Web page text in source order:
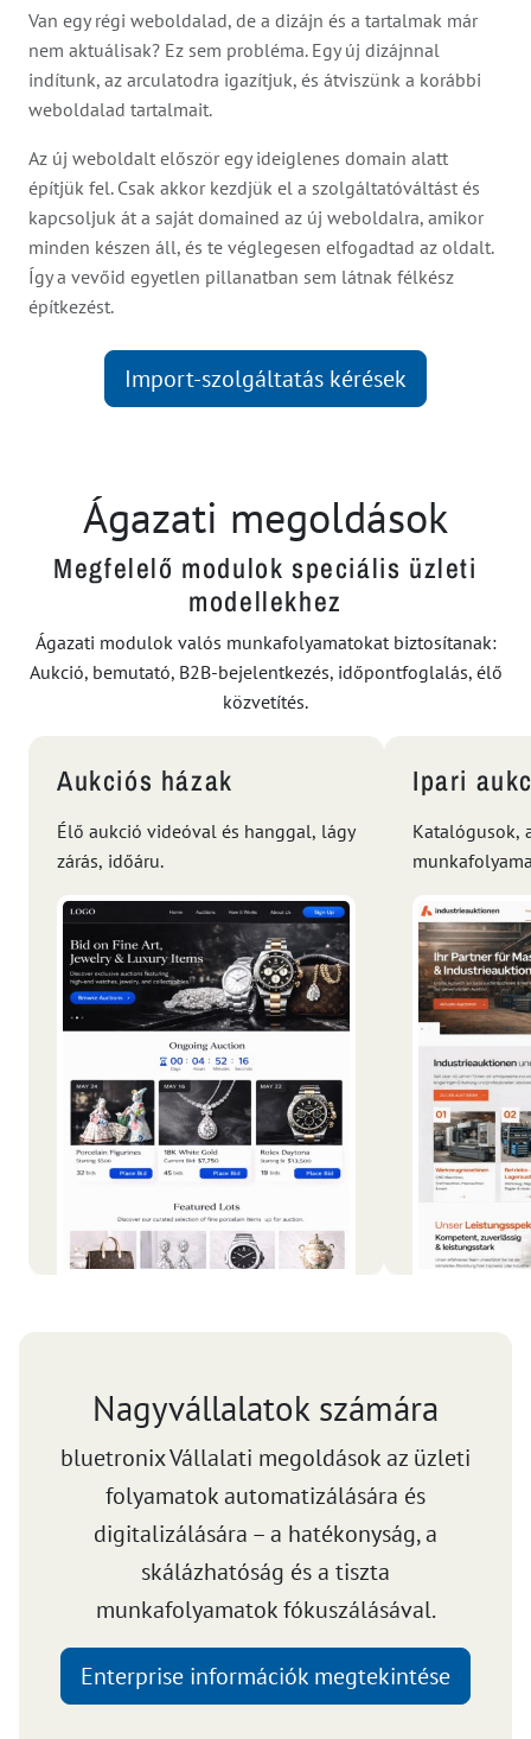
Van egy régi weboldalad, de a dizájn és a tartalmak már
nem aktuálisak? Ez sem probléma. Egy új dizájnnal
indítunk, az arculatodra igazítjuk, és átviszünk a korábbi
weboldalad tartalmait.
Az új weboldalt először egy ideiglenes domain alatt
építjük fel. Csak akkor kezdjük el a szolgáltatóváltást és
kapcsoljuk át a saját domained az új weboldalra, amikor
minden készen áll, és te véglegesen elfogadtad az oldalt.
Így a vevőid egyetlen pillanatban sem látnak félkész
építkezést.
Import-szolgáltatás kérések
Ágazati megoldások
Megfelelő modulok speciális üzleti
modellekhez
Ágazati modulok valós munkafolyamatokat biztosítanak:
Aukció, bemutató, B2B-bejelentkezés, időpontfoglalás, élő
közvetítés.
Aukciós házak
Élő aukció videóval és hanggal, lágy
zárás, időáru.
Ipari
Katalógusok,
Nagyvállalatok számára
bluetronix Vállalati megoldások az üzleti
folyamatok automatizálására és
digitalizálására – a hatékonyság, a
skálázhatóság és a tiszta
munkafolyamatok fókuszálásával.
Enterprise információk megtekintése